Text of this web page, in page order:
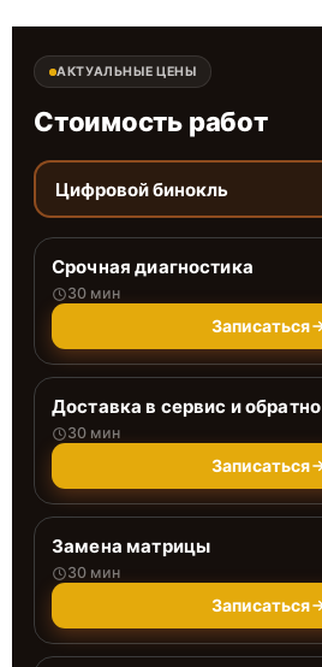
АКТУАЛЬНЫЕ ЦЕНЫ
Стоимость работ
Цифровой бинокль
Срочная диагностика
30 мин
Записаться
Доставка в сервис и обратно
30 мин
Записаться
Замена матрицы
30 мин
Записаться